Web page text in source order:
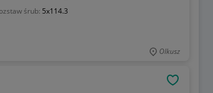
śrub: 5x114.3
Olkusz